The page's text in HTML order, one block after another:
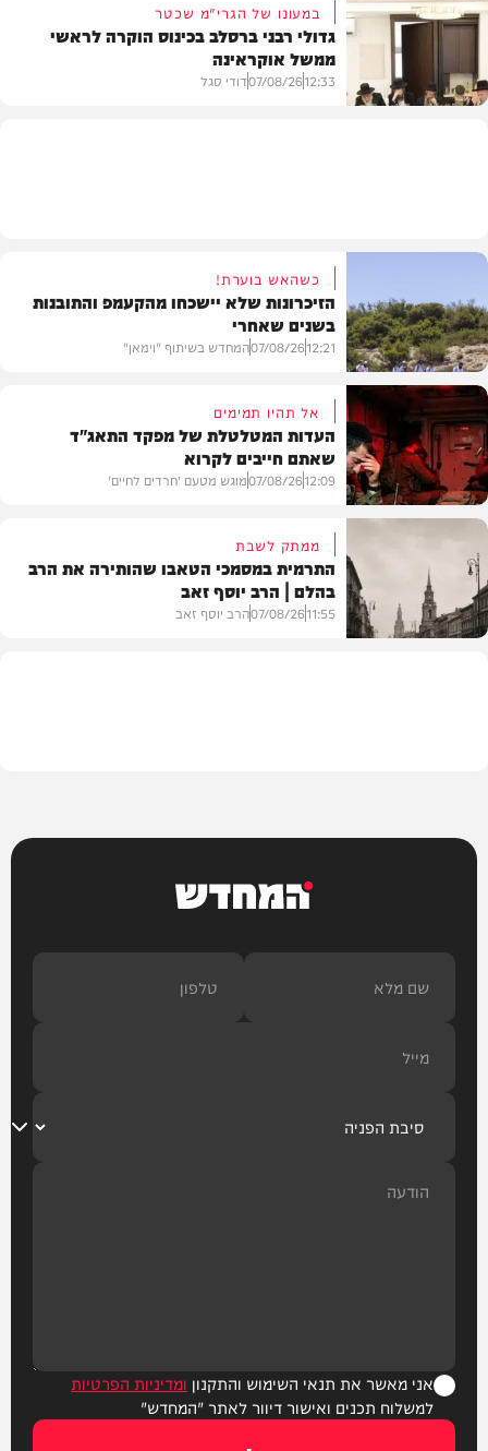
במעונו של הגרי"מ שכטר
גדולי רבני ברסלב בכינוס הוקרה לראשי
ממשל אוקראינה
12:33
07/08/26דודי סגל
וידאו
כשהאש בוערת!
הזיכרונות שלא יישכחו מהקעמפ והתובנות
בשנים שאחרי
12:21
07/08/26המחדש בשיתוף "וימאן"
דעות
אל תהיו תמימים
העדות המטלטלת של מפקד התאג"ד
שאתם חייבים לקרוא
12:09
07/08/26מוגש מטעם 'חרדים לחיים'
ממתק לשבת
התרמית במסמכי הטאבו שהותירה את הרב
בהלם | הרב יוסף זאב
11:55
07/08/26הרב יוסף זאב
המחדש
אני מאשר את תנאי השימוש והתקנון ומדיניות הפרטיות
למשלוח תכנים ואישור דיוור לאתר "המחדש"